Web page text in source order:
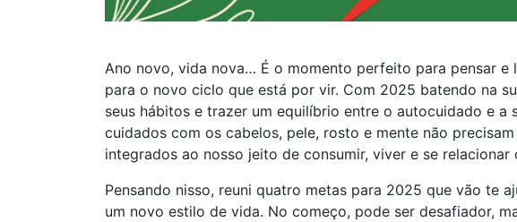
Ano novo, vida nova… É o momento perfeito para pensar e
para o novo ciclo que está por vir. Com 2025 batendo na
seus hábitos e trazer um equilíbrio entre o autocuidado e a
cuidados com os cabelos, pele, rosto e mente não
integrados ao nosso jeito de consumir, viver e se relacionar
Pensando nisso, reuni quatro metas para 2025 que vão te
um novo estilo de vida. No começo, pode ser desafiador,